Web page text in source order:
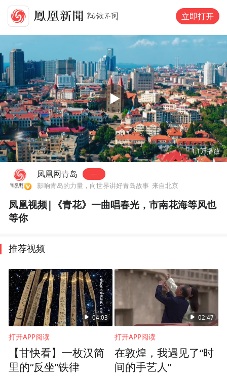
立即打开
00:00 04:00
1.1万播放
凤凰网青岛
影响青岛的力量，向世界讲好青岛故事 来自北京
凤凰视频|《青花》一曲唱春光，市南花海等风也
等你
推荐视频
04:03
打开APP阅读
【甘快看】一枚汉简
里的“反坐”铁律
02:47
打开APP阅读
在敦煌，我遇见了“时
间的手艺人”